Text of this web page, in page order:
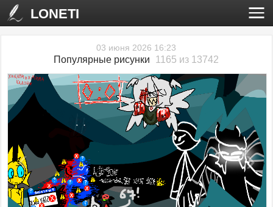
LONETI
03 июня 2026 16:23
Популярные рисунки 1165 из 13742
‹ ›